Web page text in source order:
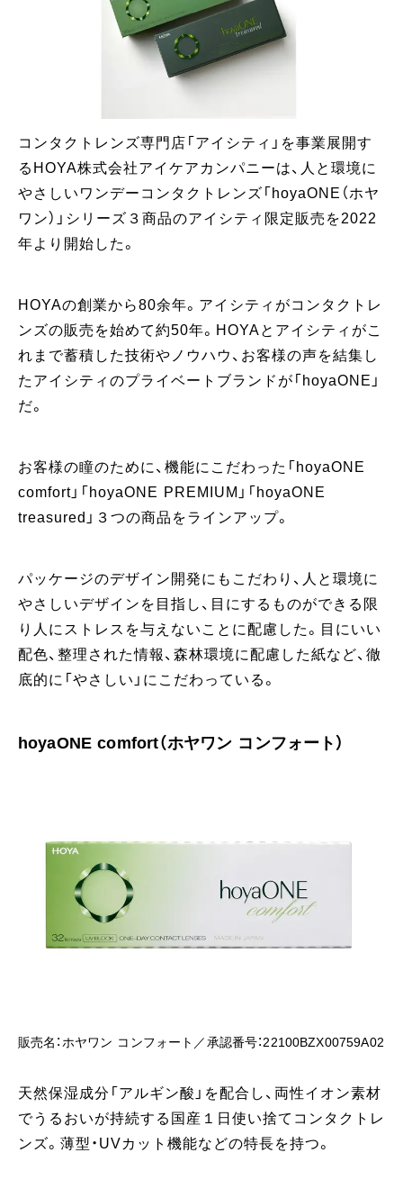
コンタクトレンズ専門店「アイシティ」を事業展開す
るHOYA株式会社アイケアカンパニーは、人と環境に
やさしいワンデーコンタクトレンズ「hoyaONE（ホヤ
ワン）」シリーズ３商品のアイシティ限定販売を2022
年より開始した。
HOYAの創業から80余年。アイシティがコンタクトレ
ンズの販売を始めて約50年。HOYAとアイシティがこ
れまで蓄積した技術やノウハウ、お客様の声を結集し
たアイシティのプライベートブランドが「hoyaONE」
だ。
お客様の瞳のために、機能にこだわった「hoyaONE
comfort」「hoyaONE PREMIUM」「hoyaONE
treasured」３つの商品をラインアップ。
パッケージのデザイン開発にもこだわり、人と環境に
やさしいデザインを目指し、目にするものができる限
り人にストレスを与えないことに配慮した。目にいい
配色、整理された情報、森林環境に配慮した紙など、徹
底的に「やさしい」にこだわっている。
hoyaONE comfort（ホヤワン コンフォート）
販売名：ホヤワン コンフォート／承認番号：22100BZX00759A02
天然保湿成分「アルギン酸」を配合し、両性イオン素材
でうるおいが持続する国産１日使い捨てコンタクトレ
ンズ。薄型・UVカット機能などの特長を持つ。